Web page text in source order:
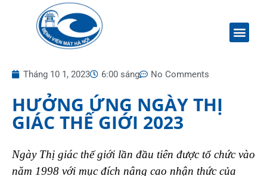
Tháng 10 1, 2023 6:00 sáng No Comments
HƯỞNG ỨNG NGÀY THỊ
GIÁC THẾ GIỚI 2023
Ngày Thị giác thế giới lần đầu tiên được tổ chức vào
năm 1998 với mục đích nâng cao nhận thức của